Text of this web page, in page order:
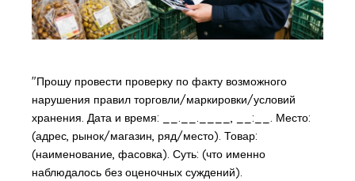
"Прошу провести проверку по факту возможного
нарушения правил торговли/маркировки/условий
хранения. Дата и время: __.__.____, __:__. Место:
(адрес, рынок/магазин, ряд/место). Товар:
(наименование, фасовка). Суть: (что именно
наблюдалось без оценочных суждений).